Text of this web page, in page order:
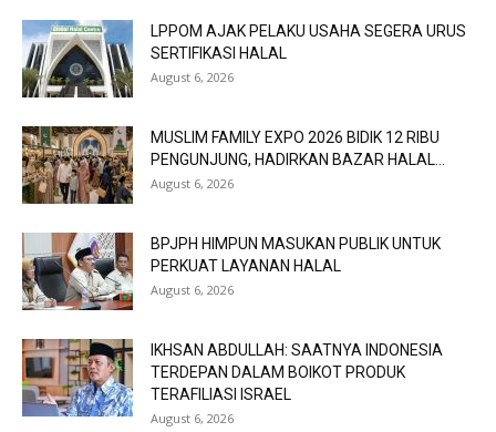
LPPOM AJAK PELAKU USAHA SEGERA URUS
SERTIFIKASI HALAL
August 6, 2026
MUSLIM FAMILY EXPO 2026 BIDIK 12 RIBU
PENGUNJUNG, HADIRKAN BAZAR HALAL...
August 6, 2026
BPJPH HIMPUN MASUKAN PUBLIK UNTUK
PERKUAT LAYANAN HALAL
August 6, 2026
IKHSAN ABDULLAH: SAATNYA INDONESIA
TERDEPAN DALAM BOIKOT PRODUK
TERAFILIASI ISRAEL
August 6, 2026